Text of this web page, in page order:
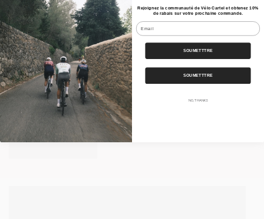
Pas Normal Studios - Bib
Long Mechanism Deep
Winter Homme AW25
PAS NORMAL STUDIOS
$440
Rejoignez la communauté de Vélo Cartel et obtenez 10%
de rabais sur votre prochaine commande.
Email
SOUMETTTRE
SOUMETTTRE
NO, THANKS